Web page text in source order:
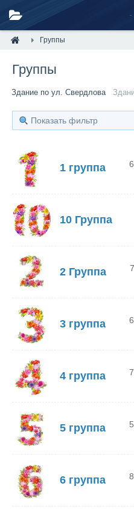
Группы
Группы
Здание по ул. Свердлова
Показать фильтр
1 группа
10 Группа
2 Группа
3 группа
4 группа
5 группа
6 группа